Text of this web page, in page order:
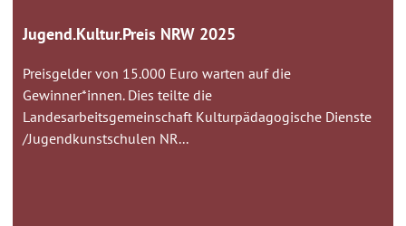
Jugend.Kultur.Preis NRW 2025
Preisgelder von 15.000 Euro warten auf die
Gewinner*innen. Dies teilte die
Landesarbeitsgemeinschaft Kulturpädagogische Dienste
/Jugendkunstschulen NR...